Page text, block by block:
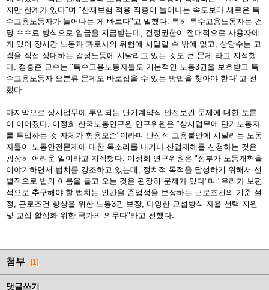
지만 한계가 있다"며 "산재보험 적용 직종이 늘어나는 속도보다 새로운 특
수고용노동자가 늘어나는 게 빠르다"고 말했다. 특히 특수고용노동자는 건
당 수수료 방식으로 임금을 지급받는데, 결정권한이 절대적으로 사용자에
게 있어 장시간 노동과 과로사의 위험에 시달릴 수 밖에 없고, 상당수는 고
객을 직접 상대하는 감정노동에 시달리고 있는 것도 큰 문제 라고 지적했
다. 정흥준 교수는 "특수고용노동자들도 기본적인 노동3권을 보호받고 특
수고용노동자 오분류 문제도 바로잡을 수 있는 방법을 찾아야 한다"고 전
했다.
마지막으로 상시업무에 투입되는 단기계약직 안전보건 문제에 대한 토론
이 이어졌다. 이정희 한국노동연구원 연구위원은 "상시업무에 단기노동자
를 투입하는 것 자체가 형용모순"이라며 만성적 고용불안에 시달리는 노동
자들이 노동안전문제에 대한 목소리를 내거나 산업재해를 신청하는 것은
굉장히 어려운 일이라고 지적했다. 이정희 연구위원은 "정부가 노동개혁을
이야기하면서 법치를 강조하고 있는데, 정치적 목적을 달성하기 위해서 선
별적으로 법의 이름을 들고 오는 것은 굉장히 문제가 있다"며 "우리가 보편
적으로 추구해야 할 법치는 인간을 존엄성을 보장하는 근로조건의 기준 설
정, 근로조건 향상을 위한 노동3권 보장, 다양한 교섭방식 자율 선택 지원
및 교섭 활성화 위한 국가의 의무다"라고 전했다.
첨부 [1]
댓글쓰기